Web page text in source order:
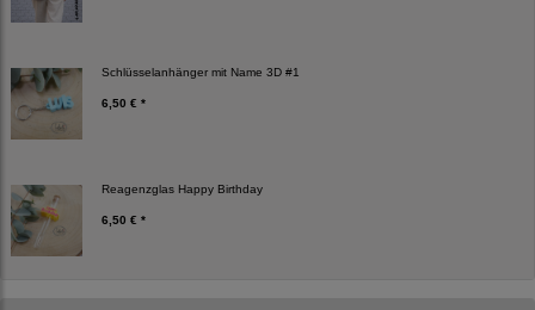
Schlüsselanhänger mit Name 3D #1
6,50 € *
Reagenzglas Happy Birthday
6,50 € *